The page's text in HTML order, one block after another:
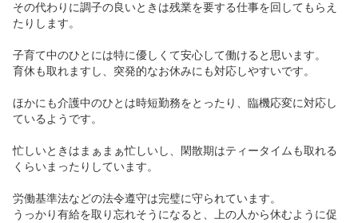
その代わりに調子の良いときは残業を要する仕事を回してもらえ
たりします。
子育て中のひとには特に優しくて安心して働けると思います。
育休も取れますし、突発的なお休みにも対応しやすいです。
ほかにも介護中のひとは時短勤務をとったり、臨機応変に対応し
ているようです。
忙しいときはまぁまぁ忙しいし、閑散期はティータイムも取れる
くらいまったりしています。
労働基準法などの法令遵守は完璧に守られています。
うっかり有給を取り忘れそうになると、上の人から休むように促